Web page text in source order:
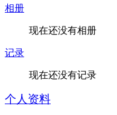
相册
现在还没有相册
记录
现在还没有记录
个人资料